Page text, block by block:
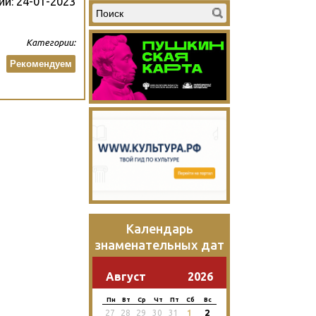
Категории:
Рекомендуем
Календарь
знаменательных дат
Август 2026
Пн Вт Ср Чт Пт Сб Вс
27 28 29 30 31 1 2